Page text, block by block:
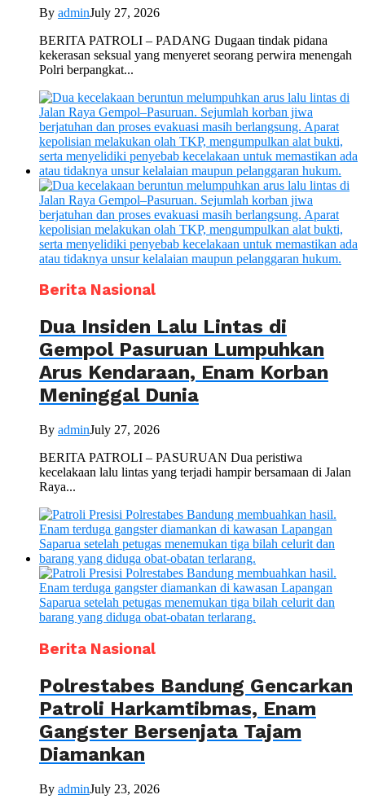
By adminJuly 27, 2026
BERITA PATROLI – PADANG Dugaan tindak pidana
kekerasan seksual yang menyeret seorang perwira menengah
Polri berpangkat...
Berita Nasional
Dua Insiden Lalu Lintas di
Gempol Pasuruan Lumpuhkan
Arus Kendaraan, Enam Korban
Meninggal Dunia
By adminJuly 27, 2026
BERITA PATROLI – PASURUAN Dua peristiwa
kecelakaan lalu lintas yang terjadi hampir bersamaan di Jalan
Raya...
Berita Nasional
Polrestabes Bandung Gencarkan
Patroli Harkamtibmas, Enam
Gangster Bersenjata Tajam
Diamankan
By adminJuly 23, 2026